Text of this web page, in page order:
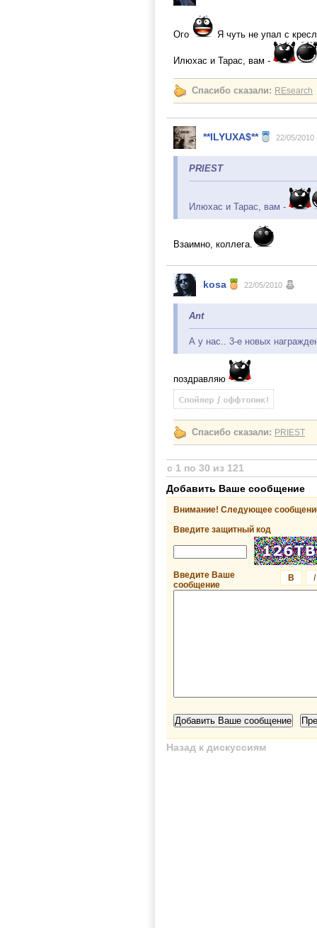
Ого Я чуть не упал с
Илюхас и Тарас, вам -
Спасибо сказали: REsearch
**ILYUXA$** 22/05/2010
PRIEST
Илюхас и Тарас, вам -
Взаимно, коллега.
kosa 22/05/2010
Ant
А у нас.. 3-е новых
поздравляю
Спасибо сказали: PRIEST
с 1 по 30 из 121
Добавить Ваше сообщение
Внимание! Следующее
Введите защитный код
I
B
Введите Ваше
сообщение
Назад к дискуссиям